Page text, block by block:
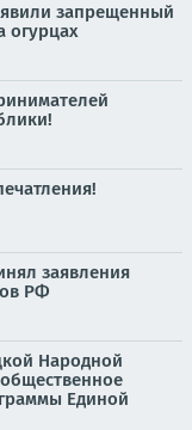
запрещенный
огурцах
заявления
РФ
Народной
Единой